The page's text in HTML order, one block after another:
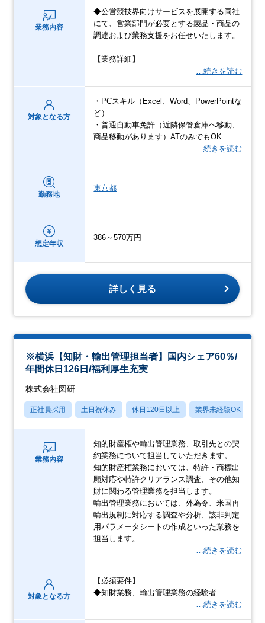
業務内容
◆公営競技界向けサービスを展開する同社
にて、営業部門が必要とする製品・商品の
調達および業務支援をお任せいたします。
【業務詳細】
…続きを読む
対象となる方
・PCスキル（Excel、Word、PowerPointな
ど）
・普通自動車免許（近隣保管倉庫へ移動、
商品移動があります）ATのみでもOK
…続きを読む
勤務地
東京都
想定年収
386～570万円
詳しく見る
※横浜【知財・輸出管理担当者】国内シェア60％/
年間休日126日/福利厚生充実
株式会社図研
正社員採用 土日祝休み 休日120日以上 業界未経験OK
業務内容
知的財産権や輸出管理業務、取引先との契
約業務について担当していただきます。
知的財産権業務においては、特許・商標出
願対応や特許クリアランス調査、その他知
財に関わる管理業務を担当します。
輸出管理業務においては、外為令、米国再
輸出規制に対応する調査や分析、該非判定
用パラメータシートの作成といった業務を
担当します。
…続きを読む
対象となる方
【必須要件】
◆知財業務、輸出管理業務の経験者
…続きを読む